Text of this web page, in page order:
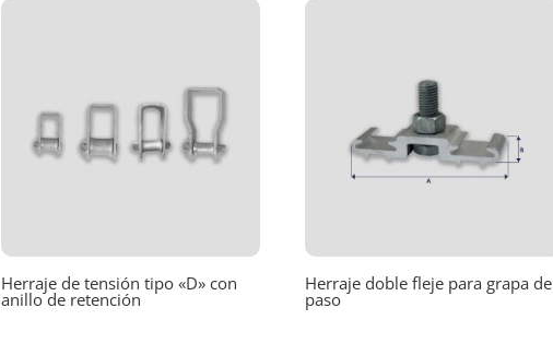
Herraje de tensión tipo «D» con
anillo de retención
Herraje doble fleje para grapa de
paso